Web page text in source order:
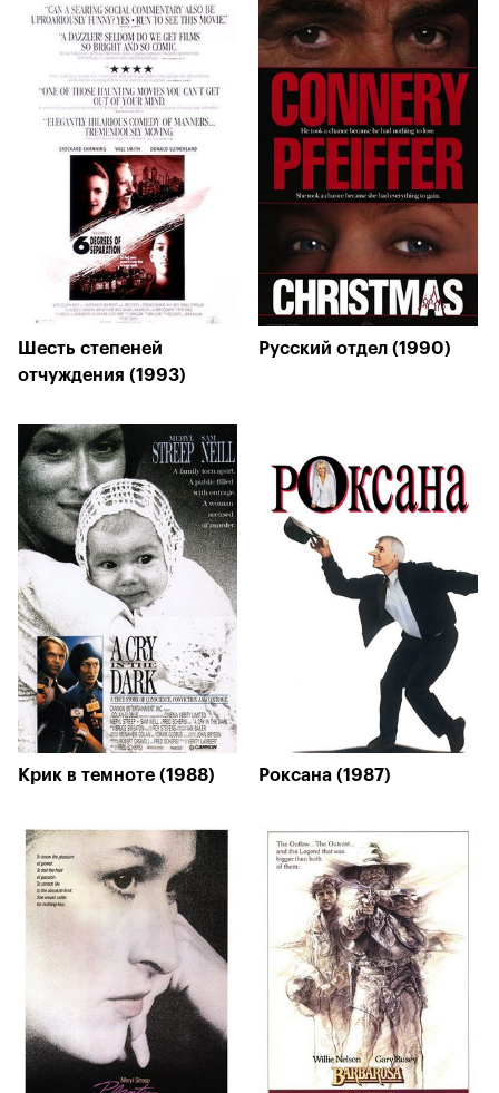
Шесть степеней
отчуждения (1993)
Русский отдел (1990)
Крик в темноте (1988) Роксана (1987)